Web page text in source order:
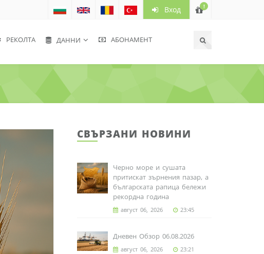
Вход !
РЕКОЛТА ДАННИ АБОНАМЕНТ
СВЪРЗАНИ НОВИНИ
Черно море и сушата
притискат зърнения пазар, а
българската рапица бележи
рекордна година
август 06, 2026 23:45
Дневен Обзор 06.08.2026
август 06, 2026 23:21